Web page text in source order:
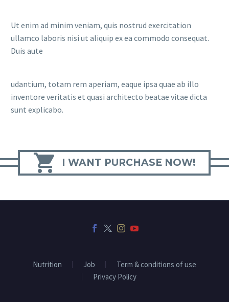
Ut enim ad minim veniam, quis nostrud exercitation
ullamco laboris nisi ut aliquip ex ea commodo consequat.
Duis aute
udantium, totam rem aperiam, eaque ipsa quae ab illo
inventore veritatis et quasi architecto beatae vitae dicta
sunt explicabo.
 I WANT PURCHASE NOW!
Nutrition Job
Term & conditions of use
Privacy Policy